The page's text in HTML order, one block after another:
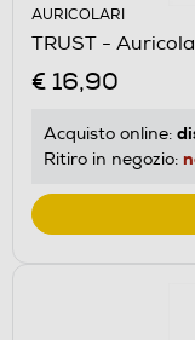
AURICOLARI
TRUST -
€ 16,90
Acquisto online:
Ritiro in negozio: